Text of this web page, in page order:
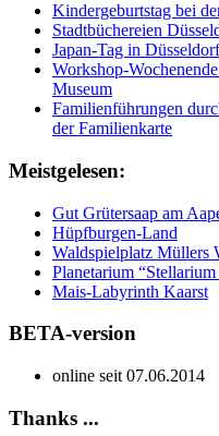
Kindergeburtstag bei
Stadtbüchereien
Japan-Tag in
Workshop-
Museum
Familienführungen
der Familienkarte
Meistgelesen:
Gut Grütersaap am
Hüpfburgen-Land
Waldspielplatz Müllers
Planetarium
Mais-Labyrinth Kaarst
BETA-version
online seit 07.06.2014
Thanks ...